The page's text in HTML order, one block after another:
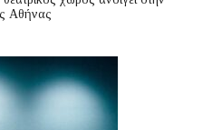
Αθήνας